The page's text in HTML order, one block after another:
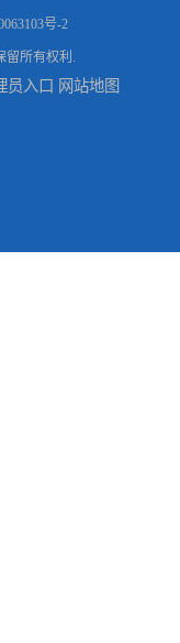
号-2
留所有权利.
员入口 网站地图